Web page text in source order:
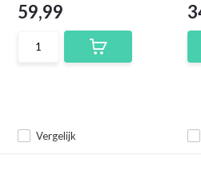
Vergelijk
59,99